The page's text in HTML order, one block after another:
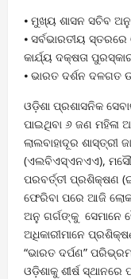
⦁ ମୁଖ୍ୟ ଶାସନ ସଚିବ
⦁ ସର୍ବଭାରତୀୟ
କାର୍ଯ୍ୟ ଦକ୍ଷତା
⦁ ଭାରତ ଦର୍ଶନ ଦଳଗତ
ଓଡ଼ିଶା ପ୍ରଶାସନିକ
ପାଇଥିବା ୬ ଜଣ ମହିଳା
ଲାଲବାହାଦୂର ଶାସ୍ତ୍ରୀ
(ଏଲବିଏସ୍ଏନଏଏ),
ପରବର୍ତ୍ତୀ ପ୍ରଶିକ୍ଷଣ
ଫେରିବା ପରେ ଆଜି
ଅନୁ ଗର୍ଗଙ୍କୁ ସେମାନେ
ଅଧିକାରୀମାନେ
“ଭାରତ ଦର୍ପଣ”
ଓଡ଼ିଶାକୁ ଶୀର୍ଷ